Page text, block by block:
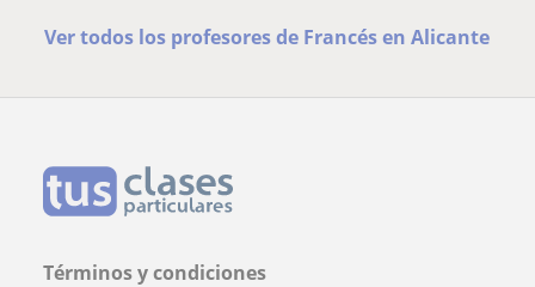
Ver todos los profesores de Francés en Alicante
Términos y condiciones